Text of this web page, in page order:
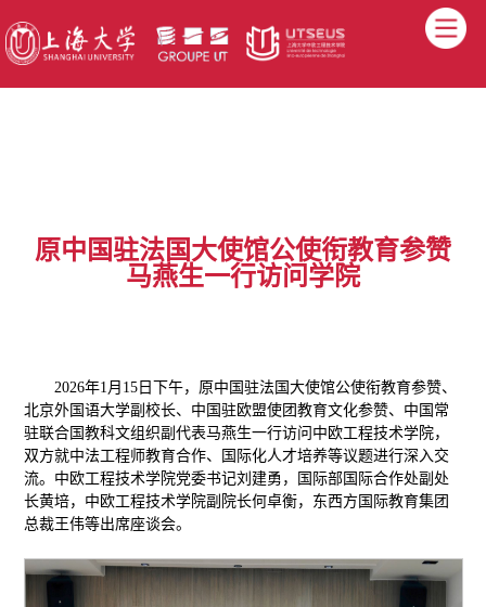
原中国驻法国大使馆公使衔教育参赞
马燕生一行访问学院
2026年1月15日下午，原中国驻法国大使馆公使衔教育参赞、
北京外国语大学副校长、中国驻欧盟使团教育文化参赞、中国常
驻联合国教科文组织副代表马燕生一行访问中欧工程技术学院，
双方就中法工程师教育合作、国际化人才培养等议题进行深入交
流。中欧工程技术学院党委书记刘建勇，国际部国际合作处副处
长黄培，中欧工程技术学院副院长何卓衡，东西方国际教育集团
总裁王伟等出席座谈会。